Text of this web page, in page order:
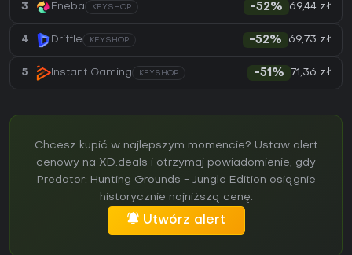
3 Eneba KEYSHOP -52% 69,44 zł
4 Driffle KEYSHOP -52% 69,73 zł
5 Instant Gaming KEYSHOP -51% 71,36 zł
Chcesz kupić w najlepszym momencie? Ustaw alert
cenowy na XD.deals i otrzymaj powiadomienie, gdy
Predator: Hunting Grounds - Jungle Edition osiągnie
historycznie najniższą cenę.
Utwórz alert